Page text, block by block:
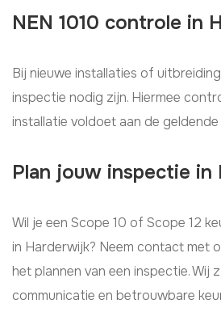
NEN 1010 controle in
Bij nieuwe installaties of
inspectie nodig zijn. Hiermee
installatie voldoet aan de
Plan jouw inspectie in
Wil je een Scope 10 of Scope 12
in Harderwijk? Neem contact met
het plannen van een inspectie. Wij
communicatie en betrouwbare